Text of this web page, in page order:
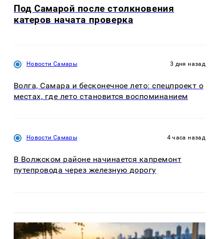
Под Самарой после столкновения
катеров начата проверка
Новости Самары 3 дня назад
Волга, Самара и бесконечное лето: спецпроект о
местах, где лето становится воспоминанием
Новости Самары 4 часа назад
В Волжском районе начинается капремонт
путепровода через железную дорогу